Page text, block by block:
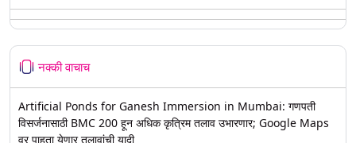
नक्की वाचाच
Artificial Ponds for Ganesh Immersion in Mumbai: गणपती
विसर्जनासाठी BMC 200 हून अधिक कृत्रिम तलाव उभारणार; Google Maps
वर पाहता येणार तलावांची यादी